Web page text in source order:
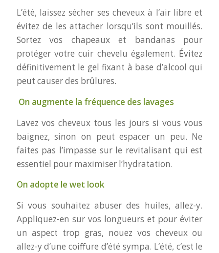
L’été, laissez sécher ses cheveux à l’air libre et
évitez de les attacher lorsqu’ils sont mouillés.
Sortez vos chapeaux et bandanas pour
protéger votre cuir chevelu également. Évitez
définitivement le gel fixant à base d’alcool qui
peut causer des brûlures.
On augmente la fréquence des lavages
Lavez vos cheveux tous les jours si vous vous
baignez, sinon on peut espacer un peu. Ne
faites pas l’impasse sur le revitalisant qui est
essentiel pour maximiser l’hydratation.
On adopte le wet look
Si vous souhaitez abuser des huiles, allez-y.
Appliquez-en sur vos longueurs et pour éviter
un aspect trop gras, nouez vos cheveux ou
allez-y d’une coiffure d’été sympa. L’été, c’est le